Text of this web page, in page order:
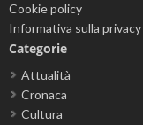
Cookie policy
Informativa sulla privacy
Categorie
Attualità
Cronaca
Cultura